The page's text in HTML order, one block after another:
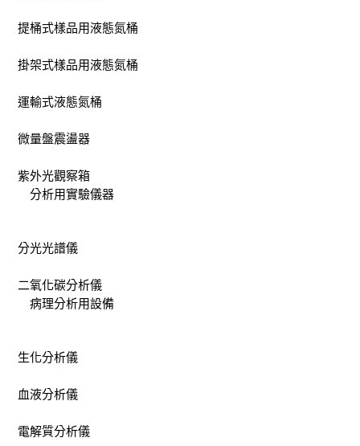
提桶式樣品用液態氮桶
掛架式樣品用液態氮桶
運輸式液態氮桶
微量盤震盪器
紫外光觀察箱
分析用實驗儀器
分光光譜儀
二氧化碳分析儀
病理分析用設備
生化分析儀
血液分析儀
電解質分析儀